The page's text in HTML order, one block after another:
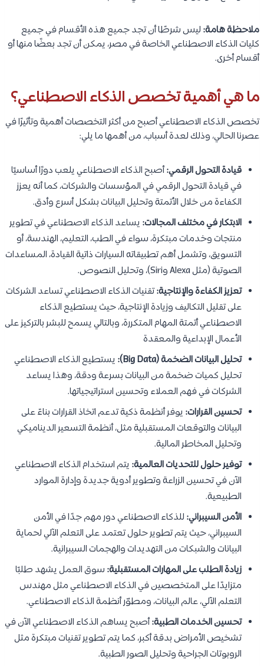
ملاحظة هامة: ليس شرطًا أن تجد جميع هذه الأقسام في جميع
كليات الذكاء الاصطناعي الخاصة في مصر، يمكن أن تجد بعضًا منها أو
أقسام أخرى.
ما هي أهمية تخصص الذكاء الاصطناعي؟
تخصص الذكاء الاصطناعي أصبح من أكثر التخصصات أهمية وتأثيرًا في
عصرنا الحالي، وذلك لعدة أسباب، من أهمها ما يلي:
قيادة التحول الرقمي:أصبح الذكاء الاصطناعي يلعب دورًا أساسيًا
في قيادة التحول الرقمي في المؤسسات والشركات، كما أنه يعزز
الكفاءة من خلال الأتمتة وتحليل البيانات بشكل أسرع وأدق.
الابتكار في مختلف المجالات: يساعد الذكاء الاصطناعي في تطوير
منتجات وخدمات مبتكرة، سواء في الطب، التعليم، الهندسة، أو
التسويق، وتشمل أهم تطبيقاته السيارات ذاتية القيادة، المساعدات
الصوتية (مثل Alexa وSiri)، وتحليل النصوص.
تعزيز الكفاءة والإنتاجية:تقنيات الذكاء الاصطناعي تساعد الشركات
على تقليل التكاليف وزيادة الإنتاجية، حيث يستطيع الذكاء
الاصطناعي أتمتة المهام المتكررة، وبالتالي يسمح للبشر بالتركيز على
الأعمال الإبداعية والمعقدة
تحليل البيانات الضخمة (Big Data):
يستطيع الذكاء الاصطناعي
تحليل كميات ضخمة من البيانات بسرعة ودقة، وهذا يساعد
الشركات في فهم العملاء وتحسين استراتيجياتها.
تحسين القرارات: يوفر أنظمة ذكية تدعم اتخاذ القرارات بناءً على
البيانات والتوقعات المستقبلية مثل، أنظمة التسعير الديناميكي
وتحليل المخاطر المالية.
توفير حلول للتحديات العالمية: يتم استخدام الذكاء الاصطناعي
الآن في تحسين الزراعة وتطوير أدوية جديدة وإدارة الموارد
الطبيعية.
الأمن السيبراني: للذكاء الاصطناعي دور مهم جدًا في الأمن
السيبراني، حيث يتم تطوير حلول تعتمد على التعلم الآلي لحماية
البيانات والشبكات من التهديدات والهجمات السيبرانية.
زيادة الطلب على المهارات المستقبلية: سوق العمل يشهد طلبًا
متزايدًا على المتخصصين في الذكاء الاصطناعي مثل مهندس
التعلم الآلي، عالم البيانات، ومطوّر أنظمة الذكاء الاصطناعي.
تحسين الخدمات الطبية:أصبح يساهم الذكاء الاصطناعي الآن في
تشخيص الأمراض بدقة أكبر، كما يتم تطوير تقنيات مبتكرة مثل
الروبوتات الجراحية وتحليل الصور الطبية.